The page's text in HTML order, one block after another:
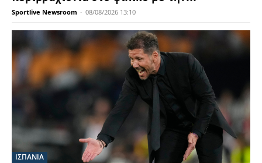
Sportlive Newsroom - 08/08/2026 13:10
ΙΣΠΑΝΙΑ